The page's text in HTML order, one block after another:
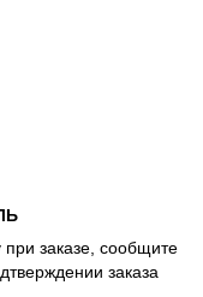
при заказе, сообщите
заказа